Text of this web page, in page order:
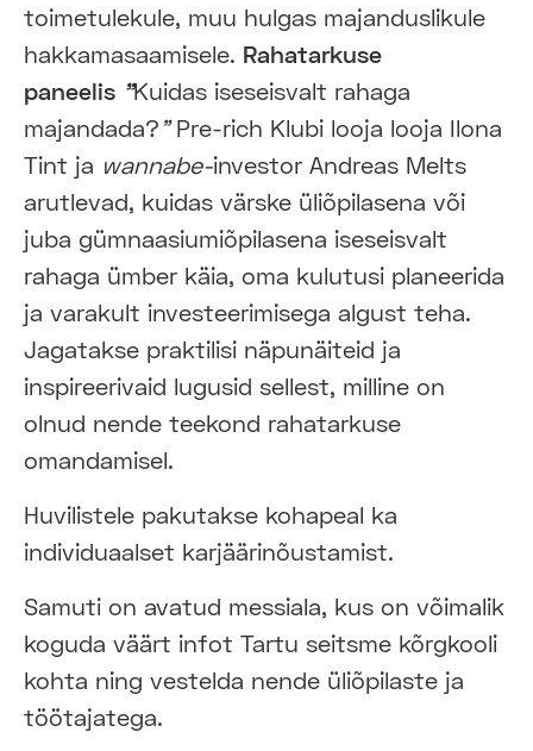
toimetulekule, muu hulgas majanduslikule
hakkamasaamisele. Rahatarkuse
paneelis "Kuidas iseseisvalt rahaga
majandada?"Pre-rich Klubi looja looja Ilona
Tint ja wannabe-investor Andreas Melts
arutlevad, kuidas värske üliõpilasena või
juba gümnaasiumiõpilasena iseseisvalt
rahaga ümber käia, oma kulutusi planeerida
ja varakult investeerimisega algust teha.
Jagatakse praktilisi näpunäiteid ja
inspireerivaid lugusid sellest, milline on
olnud nende teekond rahatarkuse
omandamisel.
Huvilistele pakutakse kohapeal ka
individuaalset karjäärinõustamist.
Samuti on avatud messiala, kus on võimalik
koguda väärt infot Tartu seitsme kõrgkooli
kohta ning vestelda nende üliõpilaste ja
töötajatega.